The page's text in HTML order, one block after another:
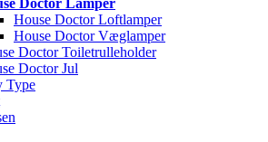
Doctor Lamper
House Doctor Loftlamper
House Doctor Væglamper
Doctor Toiletrulleholder
Doctor Jul
Type